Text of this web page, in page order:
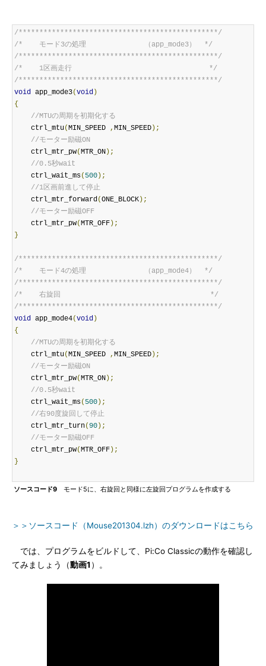
/************************************************/
/*    モード3の処理              （app_mode3）  */
/************************************************/
/*    1区画走行                                 */
/************************************************/
void app_mode3(void )
{
//MTUの周期を初期化する
    ctrl_mtu
(MIN_SPEED , MIN_SPEED );
//モーター励磁ON
    ctrl_mtr_pw
(MTR_ON );
//0.5秒wait
    ctrl_wait_ms
( 500 );
//1区画前進して停止
    ctrl_mtr_forward
(ONE_BLOCK );
//モーター励磁OFF
    ctrl_mtr_pw
(MTR_OFF );
}
/************************************************/
/*    モード4の処理              （app_mode4）  */
/************************************************/
/*    右旋回                                    */
/************************************************/
void app_mode4(void )
{
//MTUの周期を初期化する
    ctrl_mtu
(MIN_SPEED , MIN_SPEED );
//モーター励磁ON
    ctrl_mtr_pw
(MTR_ON );
//0.5秒wait
    ctrl_wait_ms
( 500 );
//右90度旋回して停止
    ctrl_mtr_turn
(90 );
//モーター励磁OFF
    ctrl_mtr_pw
(MTR_OFF );
}
ソースコード9 モード5に、右旋回と同様に左旋回プログラムを作成する
＞＞ソースコード（Mouse201304.lzh）のダウンロードはこちら
では、プログラムをビルドして、Pi:Co Classicの動作を確認し
てみましょう（動画1 ）。